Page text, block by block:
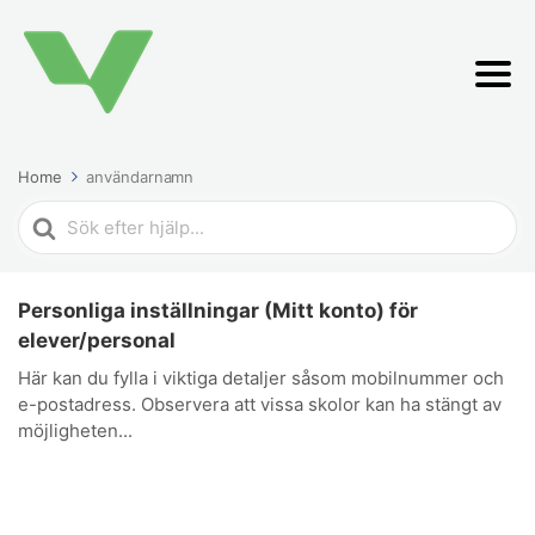
Home användarnamn
Search
For
Personliga inställningar (Mitt konto) för
elever/personal
Här kan du fylla i viktiga detaljer såsom mobilnummer och
e-postadress. Observera att vissa skolor kan ha stängt av
möjligheten...